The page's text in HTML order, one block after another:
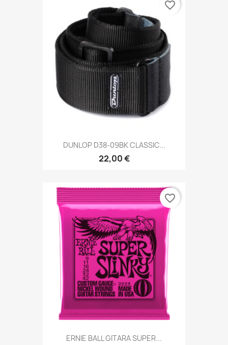
DUNLOP D38-09BK CLASSIC...
22,00 €
favorite_border
ERNIE BALL GITARA SUPER...
favorite_border